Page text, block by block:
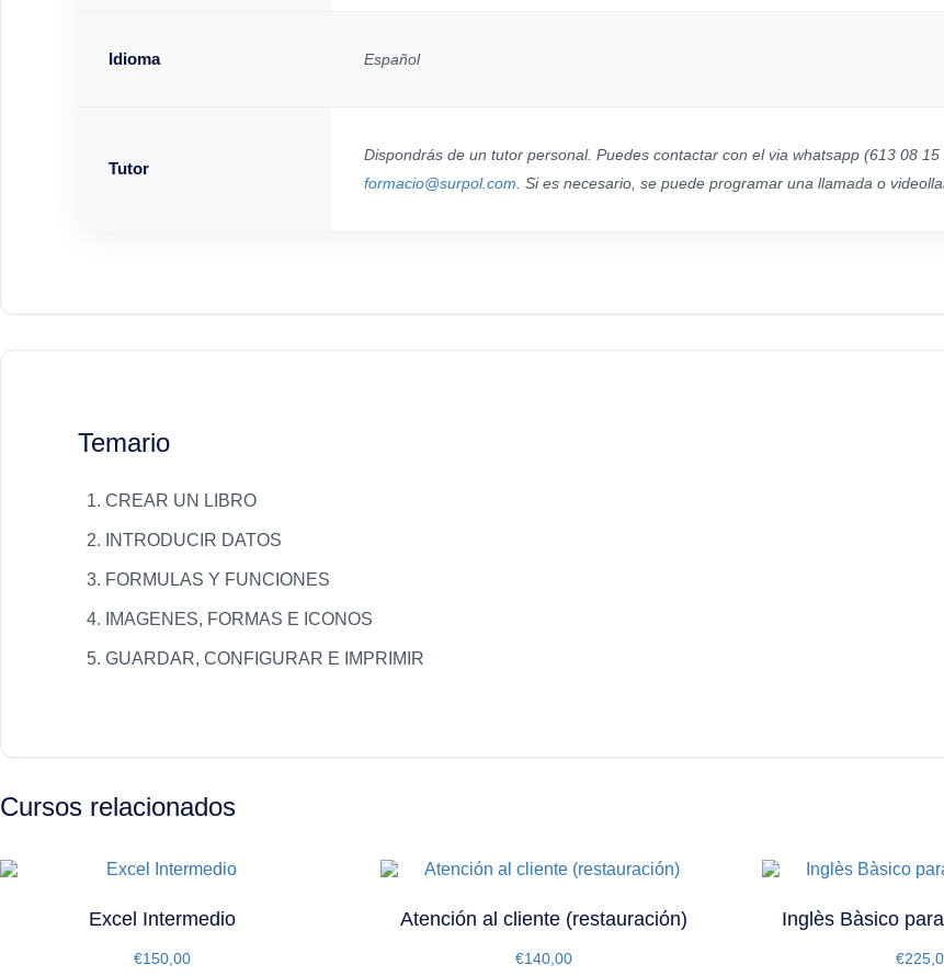
Idioma Español
Tutor
Dispondrás de un tutor personal. Puedes contactar con el via whatsapp (613 08 15
formacio@surpol.com . Si es necesario, se puede programar una llamada o
Temario
CREAR UN LIBRO
INTRODUCIR DATOS
FORMULAS Y FUNCIONES
IMAGENES, FORMAS E ICONOS
GUARDAR, CONFIGURAR E IMPRIMIR
Cursos relacionados
Excel Intermedio
€150,00
Atención al cliente (restauración)
€140,00
Inglès Bàsico
€